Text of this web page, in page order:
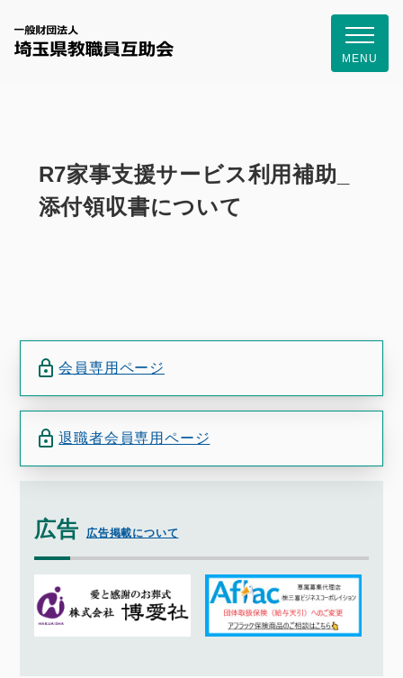
一般財団
MENU
R7家事支援サービス利用補助_
添付領収書について
会員専用ページ
退職者会員専用ページ
広告 広告掲載について